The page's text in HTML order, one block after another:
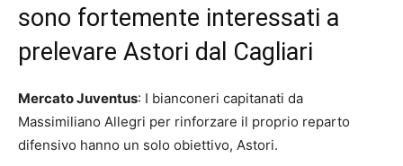
sono fortemente interessati a
prelevare Astori dal Cagliari
Mercato Juventus: I bianconeri capitanati da
Massimiliano Allegri per rinforzare il proprio reparto
difensivo hanno un solo obiettivo, Astori.